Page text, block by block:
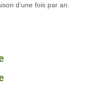
d’une fois par an.